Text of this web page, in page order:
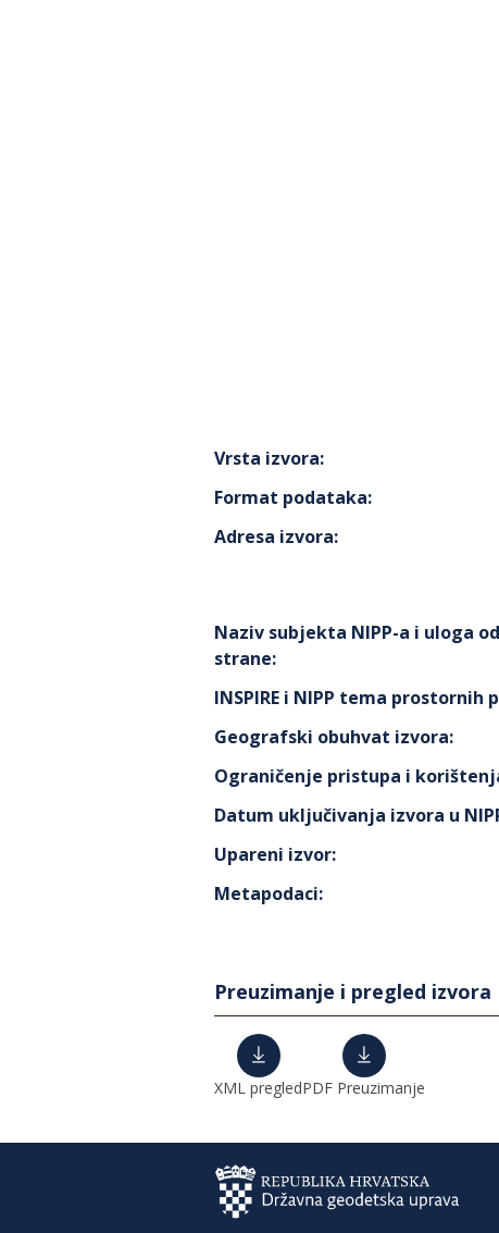
Vrsta izvora:
Format podataka:
Adresa izvora:
Naziv subjekta NIPP-a i uloga
strane:
INSPIRE i NIPP tema prostornih
Geografski obuhvat izvora:
Ograničenje pristupa i
Datum uključivanja izvora u
Upareni izvor:
Metapodaci:
Preuzimanje i pregled izvora
XML pregledPDF Preuzimanje